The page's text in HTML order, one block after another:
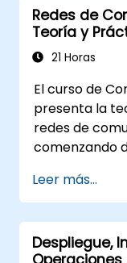
Redes de
Teoría y
21 Horas
El curso de
presenta la
redes de
comenzando
aplicaciones
estudiante un
arquitectura,
configuración
Leer más...
Despliegue,